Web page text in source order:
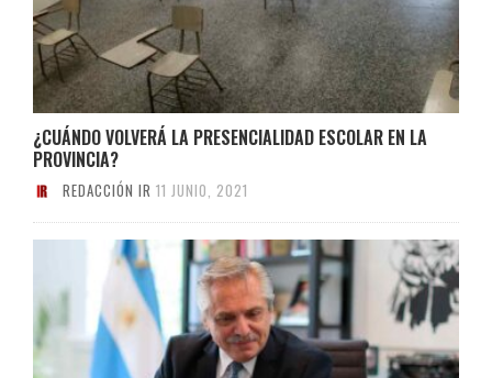
¿CUÁNDO VOLVERÁ LA PRESENCIALIDAD ESCOLAR EN LA
PROVINCIA?
REDACCIÓN IR 11 JUNIO, 2021